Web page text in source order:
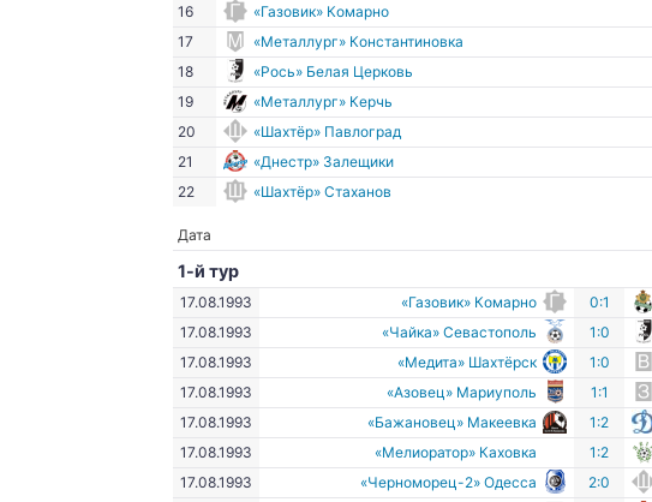
16
«Газовик» Комарно
17
«Металлург» Константиновка
18
«Рось» Белая Церковь
19
«Металлург» Керчь
20
«Шахтёр» Павлоград
21
«Днестр» Залещики
22
«Шахтёр» Стаханов
Дата
1-й тур
17.08.1993 «Газовик» Комарно 0:1
17.08.1993
«Чайка» Севастополь 1:0
17.08.1993
«Медита» Шахтёрск 1:0
17.08.1993
«Азовец» Мариуполь 1:1
17.08.1993
«Бажановец» Макеевка 1:2
17.08.1993
«Мелиоратор» Каховка 1:2
17.08.1993
«Черноморец-2» Одесса 2:0